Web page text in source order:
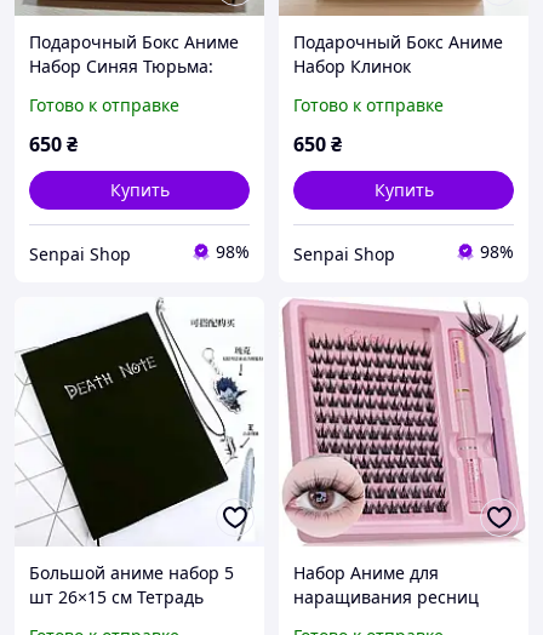
Подарочный Бокс Аниме
Набор Синяя Тюрьма:
(1674)
Готово к отправке
650₴
Купить
Senpai Shop 98%
Подарочный Бокс Аниме
Набор Клинок
Demon Slayer v1 (1675)
Готово к отправке
650₴
Купить
Senpai Shop 98%
Большой аниме набор 5
шт 26×15 см Тетрадь
Набор Аниме для
наращивания ресниц